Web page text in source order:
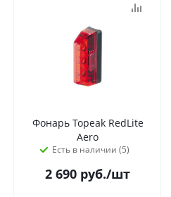
Фонарь Topeak RedLite
Aero
Есть в наличии (5)
2 690 руб./шт